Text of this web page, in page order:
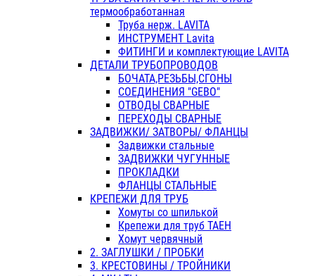
термообработанная
Труба нерж. LAVITA
ИНСТРУМЕНТ Lavita
ФИТИНГИ и комплектующие LAVITA
ДЕТАЛИ ТРУБОПРОВОДОВ
БОЧАТА,РЕЗЬБЫ,СГОНЫ
СОЕДИНЕНИЯ "GEBO"
ОТВОДЫ СВАРНЫЕ
ПЕРЕХОДЫ СВАРНЫЕ
ЗАДВИЖКИ/ ЗАТВОРЫ/ ФЛАНЦЫ
Задвижки стальные
ЗАДВИЖКИ ЧУГУННЫЕ
ПРОКЛАДКИ
ФЛАНЦЫ СТАЛЬНЫЕ
КРЕПЕЖИ ДЛЯ ТРУБ
Хомуты со шпилькой
Крепежи для труб ТАЕН
Хомут червячный
2. ЗАГЛУШКИ / ПРОБКИ
3. КРЕСТОВИНЫ / ТРОЙНИКИ